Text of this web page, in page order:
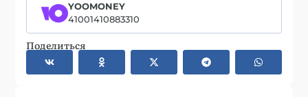
YOOMONEY
41001410883310
Поделиться